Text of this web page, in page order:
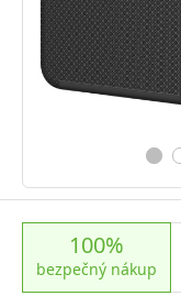
100%
bezpečný nákup